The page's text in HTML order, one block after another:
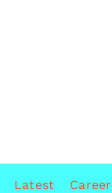
Latest Career